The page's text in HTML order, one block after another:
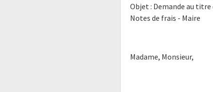
Objet : Demande au
Notes de frais - Maire
Madame, Monsieur,